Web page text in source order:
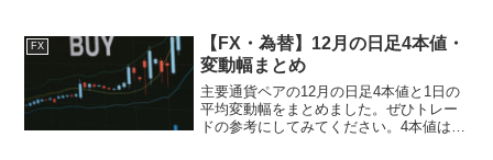
値終値変動幅1月2日108.696108....
FX
【FX・為替】12月の日足4本値・
変動幅まとめ
主要通貨ペアの12月の日足4本値と1日の
平均変動幅をまとめました。ぜひトレー
ドの参考にしてみてください。4本値は、